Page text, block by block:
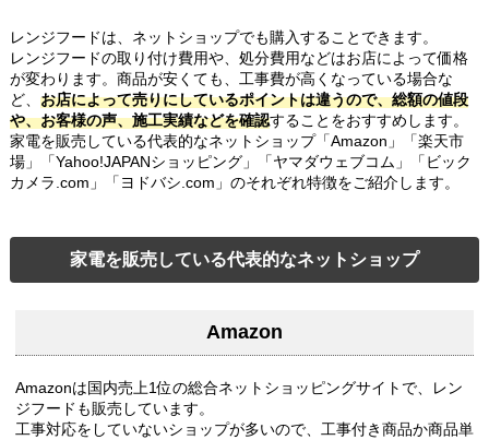
レンジフードは、ネットショップでも購入することできます。
レンジフードの取り付け費用や、処分費用などはお店によって価格
が変わります。商品が安くても、工事費が高くなっている場合な
ど、 お店によって売りにしているポイントは違うので、総額の値段
や、お客様の声、施工実績などを確認することをおすすめします。
家電を販売している代表的なネットショップ「Amazon」「楽天市
場」「Yahoo!JAPANショッピング」「ヤマダウェブコム」「ビック
カメラ.com」「ヨドバシ.com」のそれぞれ特徴をご紹介します。
家電を販売している代表的なネットショップ
Amazon
Amazonは国内売上1位の総合ネットショッピングサイトで、レン
ジフードも販売しています。
工事対応をしていないショップが多いので、工事付き商品か商品単